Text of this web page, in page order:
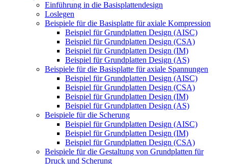
Einführung in die Basisplattendesign
Loslegen
Beispiele für die Basisplatte für axiale Kompression
Beispiel für Grundplatten Design (AISC)
Beispiel für Grundplatten Design (CSA)
Beispiel für Grundplatten Design (IM)
Beispiel für Grundplatten Design (AS)
Beispiele für die Basisplatte für axiale Spannungen
Beispiel für Grundplatten Design (AISC)
Beispiel für Grundplatten Design (CSA)
Beispiel für Grundplatten Design (IM)
Beispiel für Grundplatten Design (AS)
Beispiele für die Scherung
Beispiel für Grundplatten Design (AISC)
Beispiel für Grundplatten Design (IM)
Beispiel für Grundplatten Design (CSA)
Beispiele für die Gestaltung von Grundplatten für
Druck und Scherung